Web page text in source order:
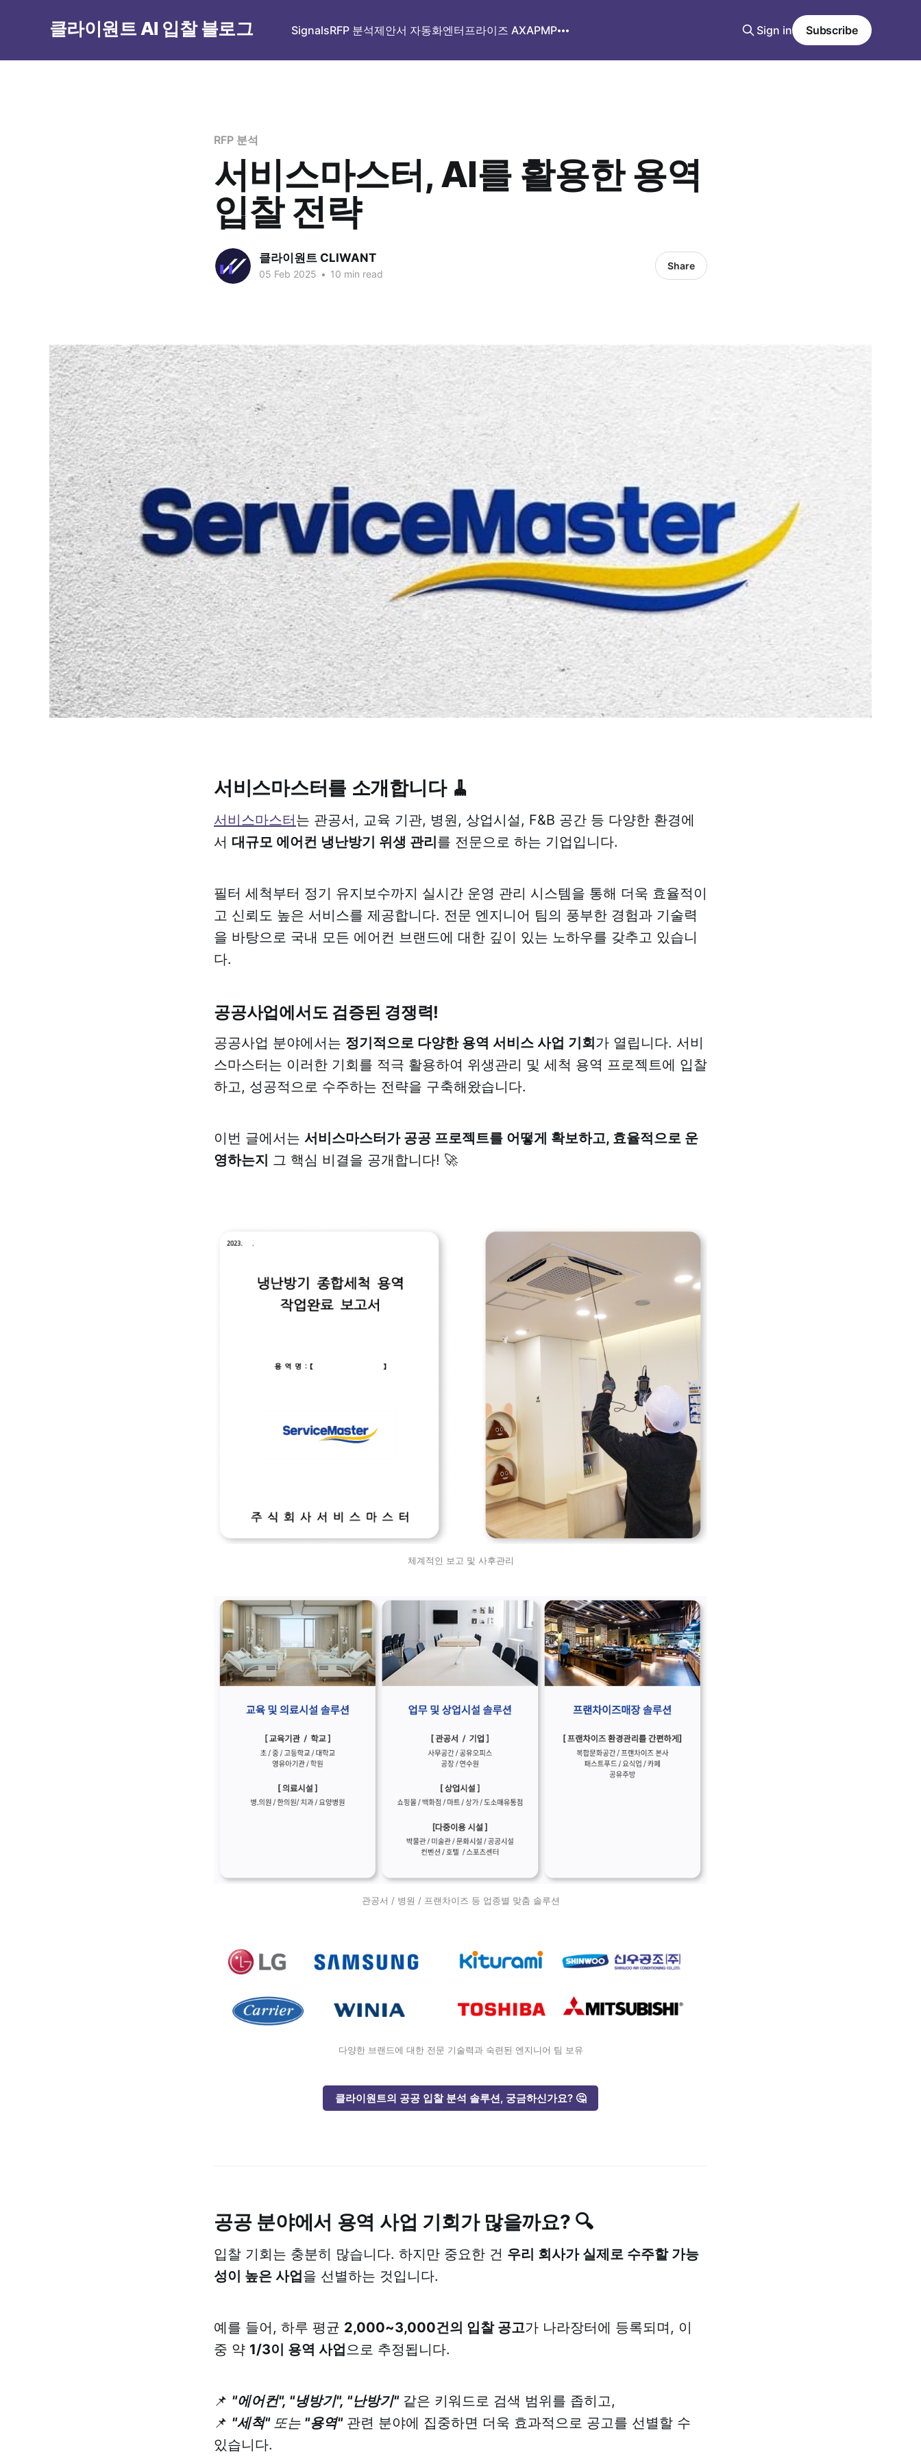
클라이원트 AI 입찰 블로그 SignalsRFP 분석제안서 자동화엔터프라이즈 AXAPMP Sign in Subscribe
RFP 분석
서비스마스터, AI를 활용한 용역
입찰 전략
클라이원트 CLIWANT
05 Feb 2025 • 10 min read
Share
서비스마스터를 소개합니다 🧹
서비스마스터는 관공서, 교육 기관, 병원, 상업시설, F&B 공간 등 다양한 환경에
서 대규모 에어컨 냉난방기 위생 관리를 전문으로 하는 기업입니다.
필터 세척부터 정기 유지보수까지 실시간 운영 관리 시스템을 통해 더욱 효율적이
고 신뢰도 높은 서비스를 제공합니다. 전문 엔지니어 팀의 풍부한 경험과 기술력
을 바탕으로 국내 모든 에어컨 브랜드에 대한 깊이 있는 노하우를 갖추고 있습니
다.
공공사업에서도 검증된 경쟁력!
공공사업 분야에서는 정기적으로 다양한 용역 서비스 사업 기회가 열립니다. 서비
스마스터는 이러한 기회를 적극 활용하여 위생관리 및 세척 용역 프로젝트에 입찰
하고, 성공적으로 수주하는 전략을 구축해왔습니다.
이번 글에서는 서비스마스터가 공공 프로젝트를 어떻게 확보하고, 효율적으로 운
영하는지 그 핵심 비결을 공개합니다! 🚀
체계적인 보고 및 사후관리
관공서 / 병원 / 프랜차이즈 등 업종별 맞춤 솔루션
다양한 브랜드에 대한 전문 기술력과 숙련된 엔지니어 팀 보유
클라이원트의 공공 입찰 분석 솔루션, 궁금하신가요? 🤔
공공 분야에서 용역 사업 기회가 많을까요? 🔍
입찰 기회는 충분히 많습니다. 하지만 중요한 건 우리 회사가 실제로 수주할 가능
성이 높은 사업을 선별하는 것입니다.
예를 들어, 하루 평균 2,000~3,000건의 입찰 공고가 나라장터에 등록되며, 이
중 약 1/3이 용역 사업 으로 추정됩니다.
📌 "에어컨", "냉방기", "난방기"같은 키워드로 검색 범위를 좁히고,
📌 "세척" 또는 "용역"관련 분야에 집중하면 더욱 효과적으로 공고를 선별할 수
있습니다.